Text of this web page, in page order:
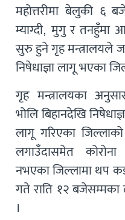
महोत्तरीमा बेलुकी ६
म्याग्दी, मुगु र तनहुँमा
सुरु हुने गृह मन्त्रालयले
निषेधाज्ञा लागू भएका
गृह मन्त्रालयका
भोलि बिहानदेखि
लागू गरिएका
लगाउँदासमेत
नभएका जिल्लामा थप
गते राति १२ बजेसम्मका
।